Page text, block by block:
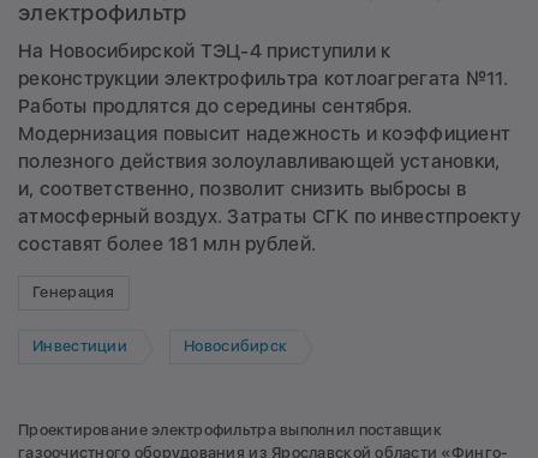
электрофильтр
На Новосибирской ТЭЦ-4 приступили к
реконструкции электрофильтра котлоагрегата №11.
Работы продлятся до середины сентября.
Модернизация повысит надежность и коэффициент
полезного действия золоулавливающей установки,
и, соответственно, позволит снизить выбросы в
атмосферный воздух. Затраты СГК по инвестпроекту
составят более 181 млн рублей.
Генерация
Инвестиции Новосибирск
Проектирование электрофильтра выполнил поставщик
газоочистного оборудования из Ярославской области «Финго-